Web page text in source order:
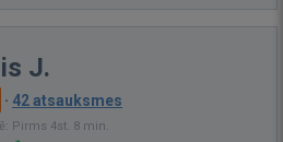
J.
· 42 atsauksmes
Pirms 4st. 8 min.